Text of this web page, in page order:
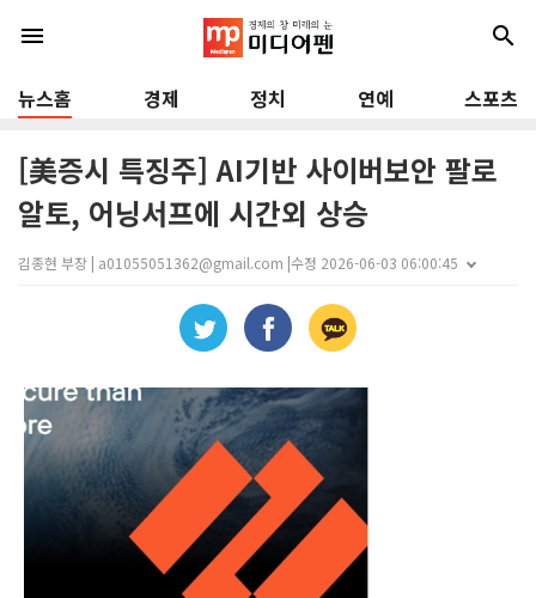
menu search
뉴스홈 경제 정치 연예 스포츠
[美증시 특징주] AI기반 사이버보안 팔로
알토, 어닝서프에 시간외 상승
김종현 부장 | a01055051362@gmail.com |수정 2026-06-03 06:00:45